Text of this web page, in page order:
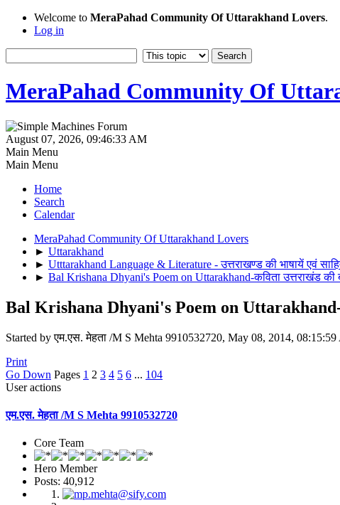
Welcome to MeraPahad Community Of Uttarakhand Lovers.
Log in
MeraPahad Community Of
August 07, 2026, 09:46:33 AM
Main Menu
Main Menu
Home
Search
Calendar
MeraPahad Community Of Uttarakhand Lovers
► Uttarakhand
► Utttarakhand Language & Literature - उत्तराखण्ड की भाषायें एवं
► Bal Krishana Dhyani's Poem on Uttarakhand-कविता उत्तराखंड की
Bal Krishana Dhyani's Poem on Uttarakhand-
Started by एम.एस. मेहता /M S Mehta 9910532720, May 08, 2014,
Print
Go Down Pages 1 2 3 4 5 6 ... 104
User actions
एम.एस. मेहता /M S Mehta 9910532720
Core Team
Hero Member
Posts: 40,912